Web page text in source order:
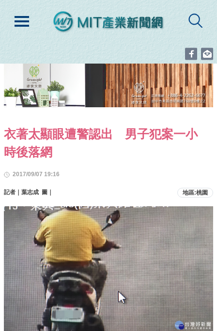
衣著太顯眼遭警認出 男子犯案一小
時後落網
2017/09/07 19:16
記者｜葉志成 圖｜ 地區:桃園